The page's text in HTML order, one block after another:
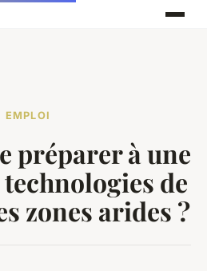
EMPLOI
préparer à une
de
zones arides ?